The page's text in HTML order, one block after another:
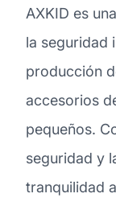
AXKID es
la seguridad
producción
accesorios
pequeños.
seguridad y
tranquilidad